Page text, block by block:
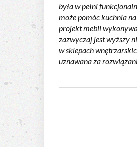
była w pełni
może pomóc kuchnia
projekt mebli
zazwyczaj jest wyższy
w sklepach
uznawana za